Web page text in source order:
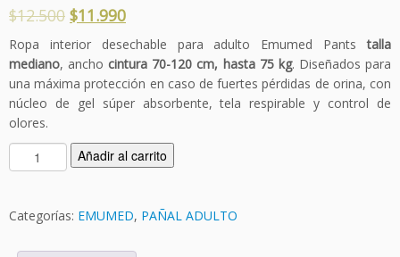
$12.500 $11.990
Ropa interior desechable para adulto Emumed Pantstalla
mediano, ancho cintura 70-120 cm, hasta 75 kg. Diseñados para
una máxima protección en caso de fuertes pérdidas de orina, con
núcleo de gel súper absorbente, tela respirable y control de
olores.
E
m
m
Añadir al carrito
Categorías: EMUMED, PAÑAL ADULTO